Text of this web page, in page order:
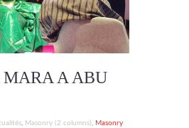
MARA A ABU
Masonry (2 columns)
Masonry